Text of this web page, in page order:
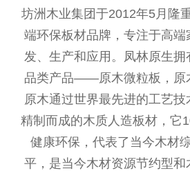
坊洲木业集团于2012年5月隆
端环保板材品牌，专注于高端
发、生产和应用。凤林原生
品类产品——原木微粒板，原
原木通过世界最先进的工艺
精制而成的木质人造板材，它
健康环保，代表了当今木材
平，是当今木材资源节约型和